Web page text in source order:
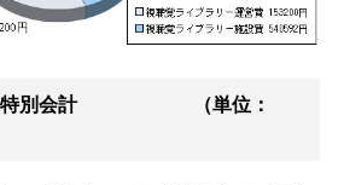
業特別会計 （単位：